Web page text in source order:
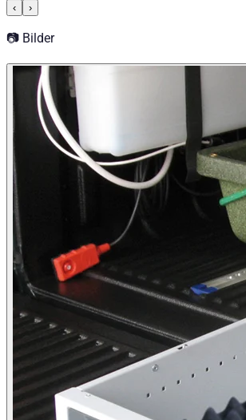
‹ ›
📷 Bilder